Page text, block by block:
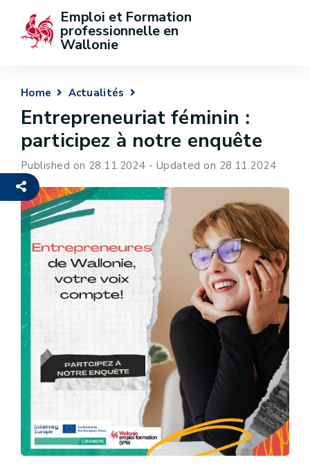
Emploi et Formation
professionnelle en
Wallonie
Home Actualités
Entrepreneuriat féminin :
participez à notre enquête
Published on 28.11.2024 - Updated on 28.11.2024